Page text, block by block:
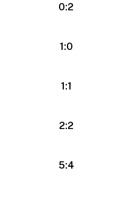
0:2
1:0
1:1
2:2
5:4